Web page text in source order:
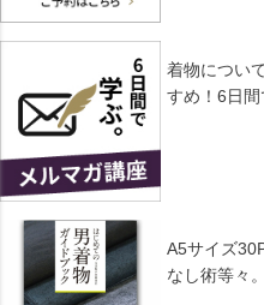
着物につい
すめ！6日間
A5サイズ
なし術等々